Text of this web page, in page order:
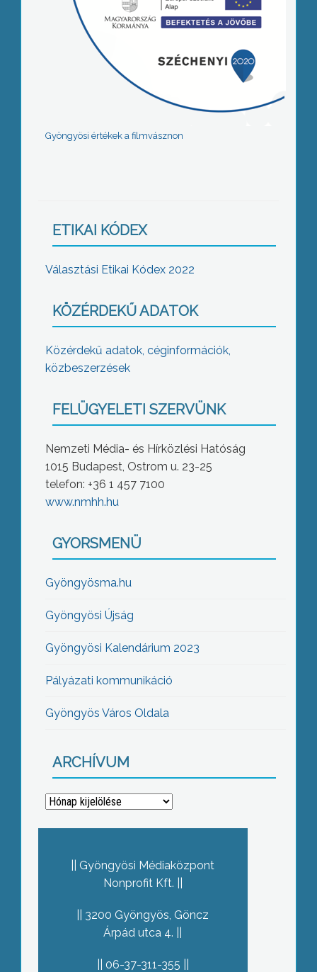
Gyöngyösi értékek a filmvásznon
ETIKAI KÓDEX
Választási Etikai Kódex 2022
KÖZÉRDEKŰ ADATOK
Közérdekű adatok, céginformációk,
közbeszerzések
FELÜGYELETI SZERVÜNK
Nemzeti Média- és Hírközlési Hatóság
1015 Budapest, Ostrom u. 23-25
telefon: +36 1 457 7100
www.nmhh.hu
GYORSMENÜ
Gyöngyösma.hu
Gyöngyösi Újság
Gyöngyösi Kalendárium 2023
Pályázati kommunikáció
Gyöngyös Város Oldala
ARCHÍVUM
Archívum
Gyöngyösi Médiaközpont
Nonprofit Kft.
3200 Gyöngyös, Göncz
Árpád utca 4.
06-37-311-355